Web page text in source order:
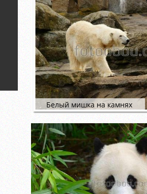
Белый мишка на камнях